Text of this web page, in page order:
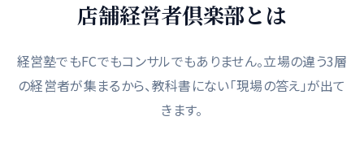
店舗経営者倶楽部とは
経営塾でもFCでもコンサルでもありません。立場の違う3層
の経営者が集まるから、教科書にない「現場の答え」が出て
きます。